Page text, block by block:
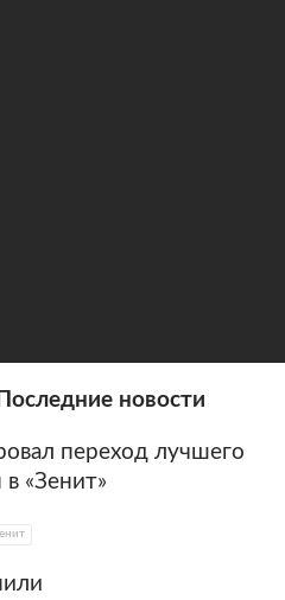
новости
переход лучшего
«Зенит»